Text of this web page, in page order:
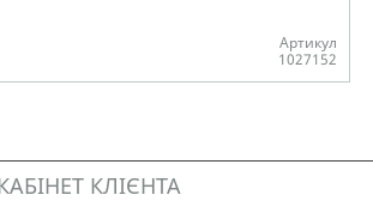
Артикул
1027152
КЛІЄНТА